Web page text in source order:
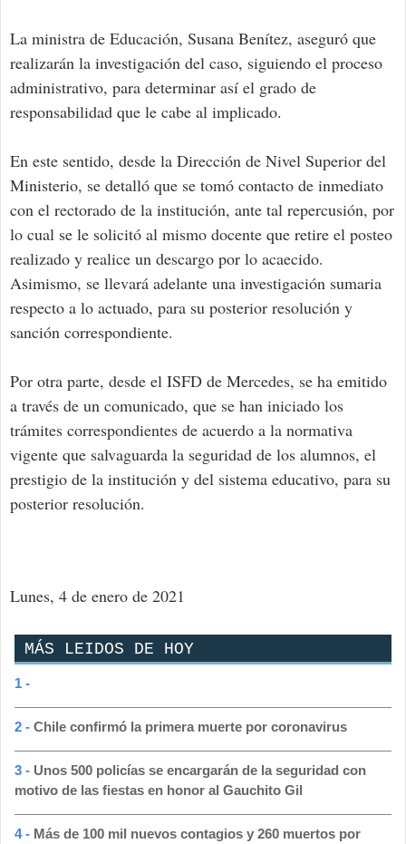
La ministra de Educación, Susana Benítez, aseguró que
realizarán la investigación del caso, siguiendo el proceso
administrativo, para determinar así el grado de
responsabilidad que le cabe al implicado.
En este sentido, desde la Dirección de Nivel Superior del
Ministerio, se detalló que se tomó contacto de inmediato
con el rectorado de la institución, ante tal repercusión, por
lo cual se le solicitó al mismo docente que retire el posteo
realizado y realice un descargo por lo acaecido.
Asimismo, se llevará adelante una investigación sumaria
respecto a lo actuado, para su posterior resolución y
sanción correspondiente.
Por otra parte, desde el ISFD de Mercedes, se ha emitido
a través de un comunicado, que se han iniciado los
trámites correspondientes de acuerdo a la normativa
vigente que salvaguarda la seguridad de los alumnos, el
prestigio de la institución y del sistema educativo, para su
posterior resolución.
Lunes, 4 de enero de 2021
MÁS LEIDOS DE HOY
1 -
2 - Chile confirmó la primera muerte por coronavirus
3 - Unos 500 policías se encargarán de la seguridad con
motivo de las fiestas en honor al Gauchito Gil
4 - Más de 100 mil nuevos contagios y 260 muertos por